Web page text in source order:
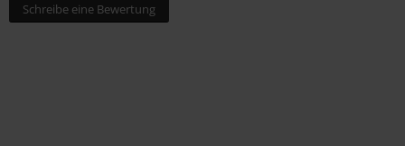
Schreibe eine Bewertung